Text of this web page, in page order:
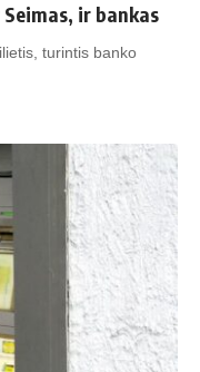
ir bankas
turintis banko